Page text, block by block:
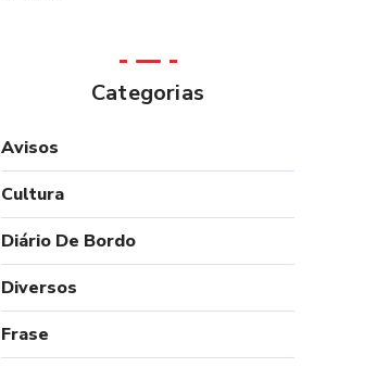
Categorias
Avisos
Cultura
Diário De Bordo
Diversos
Frase